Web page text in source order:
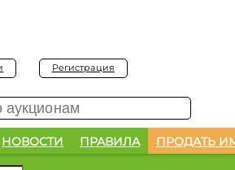
Регистрация
НОВОСТИ ПРАВИЛА ПРОДАТЬ
покупку изъятого а/м